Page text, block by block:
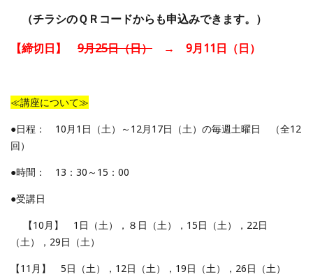
（チラシのＱＲコードからも申込みできます。）
【締切日】 9月25日（日） → 9月11日（日）
≪講座について≫
●日程： 10月1日（土）～12月17日（土）の毎週土曜日 （全12
回）
●時間： 13：30～15：00
●受講日
【10月】 1日（土），８日（土），15日（土），22日
（土），29日（土）
【11月】 5日（土），12日（土），19日（土），26日（土）